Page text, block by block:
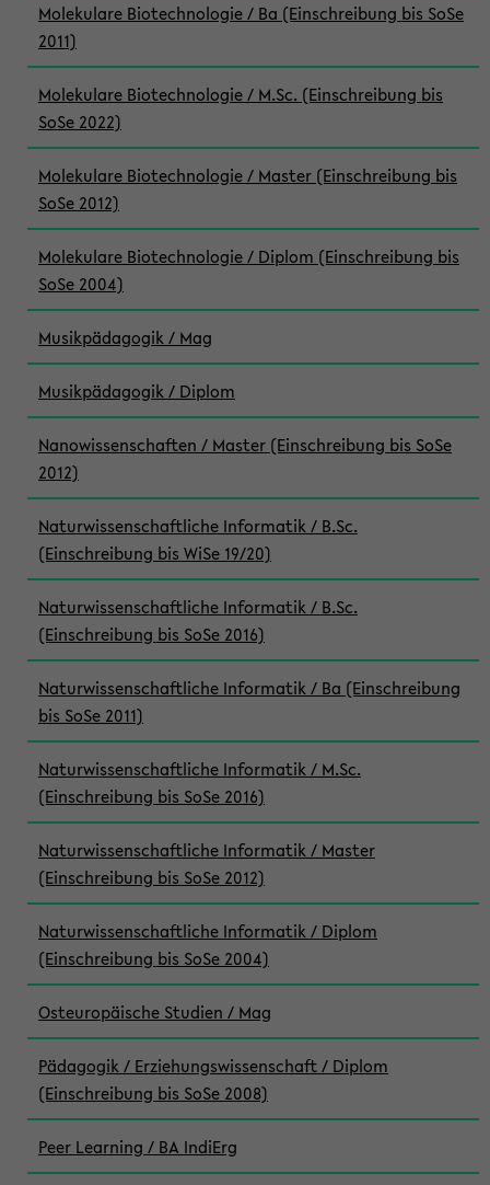
Molekulare Biotechnologie / Ba (Einschreibung bis SoSe
2011)
Molekulare Biotechnologie / M.Sc. (Einschreibung bis
SoSe 2022)
Molekulare Biotechnologie / Master (Einschreibung bis
SoSe 2012)
Molekulare Biotechnologie / Diplom (Einschreibung bis
SoSe 2004)
Musikpädagogik / Mag
Musikpädagogik / Diplom
Nanowissenschaften / Master (Einschreibung bis SoSe
2012)
Naturwissenschaftliche Informatik / B.Sc.
(Einschreibung bis WiSe 19/20)
Naturwissenschaftliche Informatik / B.Sc.
(Einschreibung bis SoSe 2016)
Naturwissenschaftliche Informatik / Ba (Einschreibung
bis SoSe 2011)
Naturwissenschaftliche Informatik / M.Sc.
(Einschreibung bis SoSe 2016)
Naturwissenschaftliche Informatik / Master
(Einschreibung bis SoSe 2012)
Naturwissenschaftliche Informatik / Diplom
(Einschreibung bis SoSe 2004)
Osteuropäische Studien / Mag
Pädagogik / Erziehungswissenschaft / Diplom
(Einschreibung bis SoSe 2008)
Peer Learning / BA IndiErg